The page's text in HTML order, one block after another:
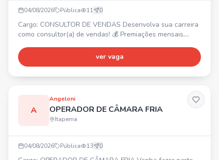
04/08/2026 Pública 11 0
Cargo: CONSULTOR DE VENDAS Desenvolva sua carreira
como consultor(a) de vendas! 💰 Premiações mensais,
comprometimento, boa comunicação e proatividade. 📍
Oportunidade para unidade de Itapema.
ver vaga
A
Angeloni
OPERADOR DE CÂMARA FRIA
Itapema
04/08/2026 Pública 13 0